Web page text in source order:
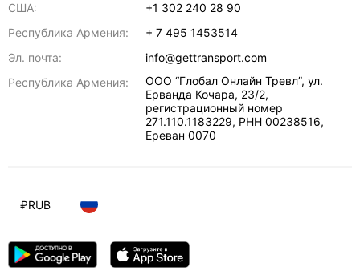
США:
+1 302 240 28 90
Республика Армения:
+ 7 495 1453514
Эл. почта:
info@gettransport.com
Республика Армения:
ООО “Глобал Онлайн Тревл”, ул.
Ерванда Кочара, 23/2,
регистрационный номер
271.110.1183229, РНН 00238516,
Ереван 0070
₽RUB